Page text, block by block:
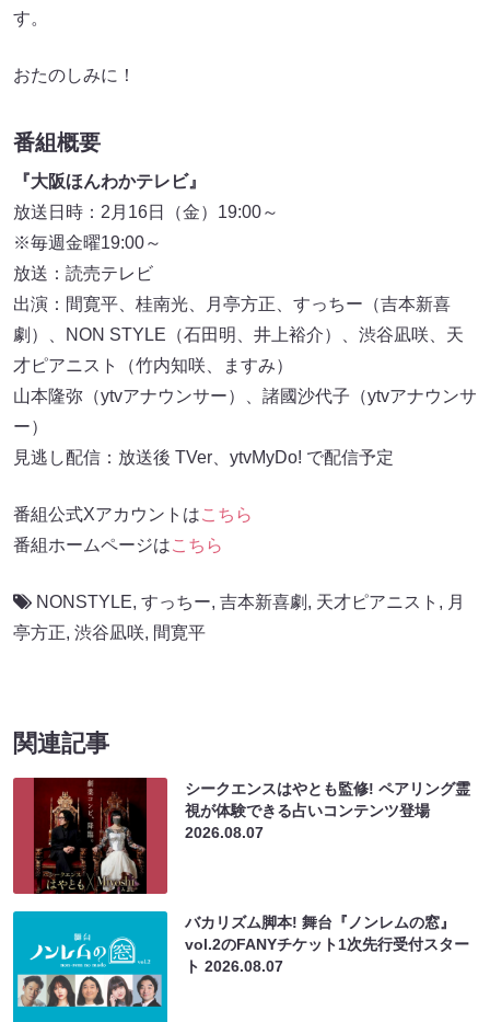
す。
おたのしみに！
番組概要
『大阪ほんわかテレビ』
放送日時：2月16日（金）19:00～
※毎週金曜19:00～
放送：読売テレビ
出演：間寛平、桂南光、月亭方正、すっちー（吉本新喜
劇）、NON STYLE（石田明、井上裕介）、渋谷凪咲、天
才ピアニスト（竹内知咲、ますみ）
山本隆弥（ytvアナウンサー）、諸國沙代子（ytvアナウンサ
ー）
見逃し配信：放送後 TVer、ytvMyDo! で配信予定
番組公式Xアカウントはこちら
番組ホームページはこちら
NONSTYLE, すっちー, 吉本新喜劇 , 天才ピアニスト , 月
亭方正, 渋谷凪咲, 間寛平
関連記事
シークエンスはやとも監修! ペアリング霊
視が体験できる占いコンテンツ登場
2026.08.07
バカリズム脚本! 舞台『ノンレムの窓』
vol.2のFANYチケット1次先行受付スター
ト2026.08.07